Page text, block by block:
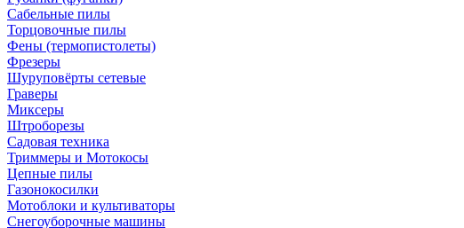
Сабельные пилы
Торцовочные пилы
Фены (термопистолеты)
Фрезеры
Шуруповёрты сетевые
Граверы
Миксеры
Штроборезы
Садовая техника
Триммеры и Мотокосы
Цепные пилы
Газонокосилки
Мотоблоки и культиваторы
Снегоуборочные машины